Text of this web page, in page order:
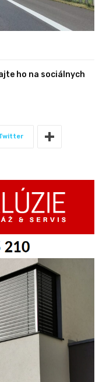
ho na sociálnych